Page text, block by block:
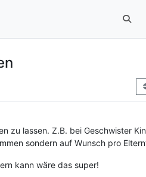
zu lassen. Z.B. bei Geschwister
sondern auf Wunsch pro
kann wäre das super!